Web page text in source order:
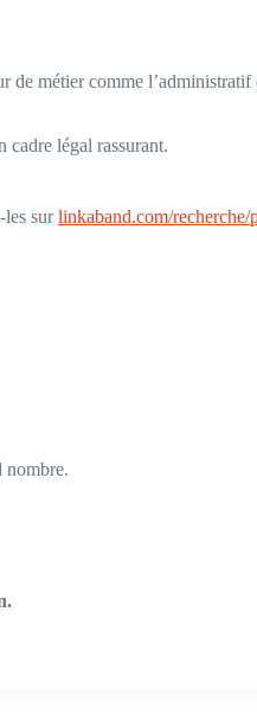
de métier comme l’administratif
cadre légal rassurant.
les surlinkaband.com/recherche/
nombre.